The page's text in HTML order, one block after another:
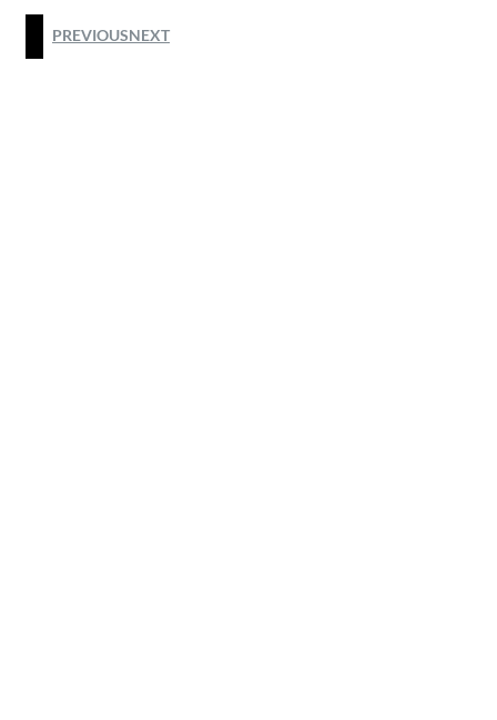
PREVIOUSNEXT